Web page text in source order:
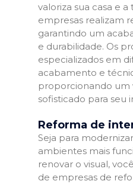
valoriza sua casa e a
empresas realizam
garantindo um
e durabilidade. Os
especializados em
acabamento e
proporcionando um
sofisticado para seu
Reforma de
Seja para
ambientes mais
renovar o visual,
de empresas de